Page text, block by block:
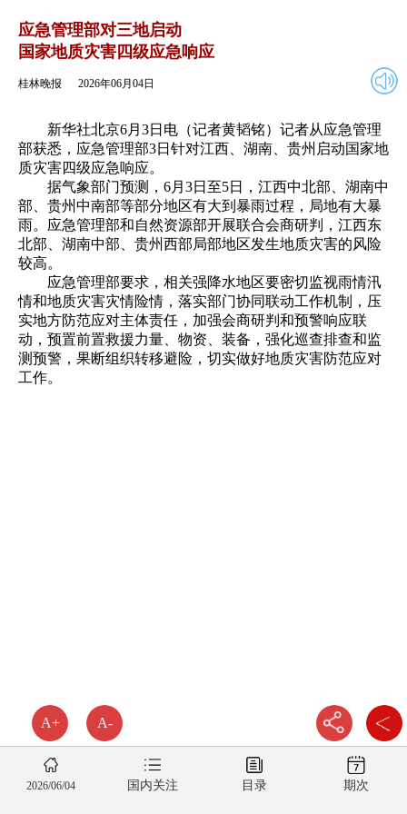
A+ A-
2026年06月04日
应急管理部对三地启动
国家地质灾害四级应急响应
桂林晚报 2026年06月04日
新华社北京6月3日电（记者黄韬铭）记者从应急管理
部获悉，应急管理部3日针对江西、湖南、贵州启动国家地
质灾害四级应急响应。
据气象部门预测，6月3日至5日，江西中北部、湖南中
部、贵州中南部等部分地区有大到暴雨过程，局地有大暴
雨。应急管理部和自然资源部开展联合会商研判，江西东
北部、湖南中部、贵州西部局部地区发生地质灾害的风险
较高。
应急管理部要求，相关强降水地区要密切监视雨情汛
情和地质灾害灾情险情，落实部门协同联动工作机制，压
实地方防范应对主体责任，加强会商研判和预警响应联
动，预置前置救援力量、物资、装备，强化巡查排查和监
测预警，果断组织转移避险，切实做好地质灾害防范应对
工作。
2026/06/04 国内关注 目录 期次